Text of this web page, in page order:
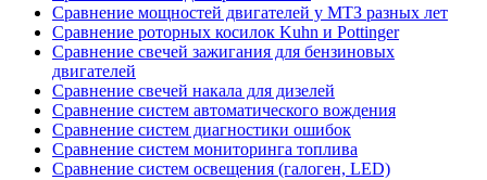
Сравнение мощностей двигателей у МТЗ разных лет
Сравнение роторных косилок Kuhn и Pottinger
Сравнение свечей зажигания для бензиновых
двигателей
Сравнение свечей накала для дизелей
Сравнение систем автоматического вождения
Сравнение систем диагностики ошибок
Сравнение систем мониторинга топлива
Сравнение систем освещения (галоген, LED)